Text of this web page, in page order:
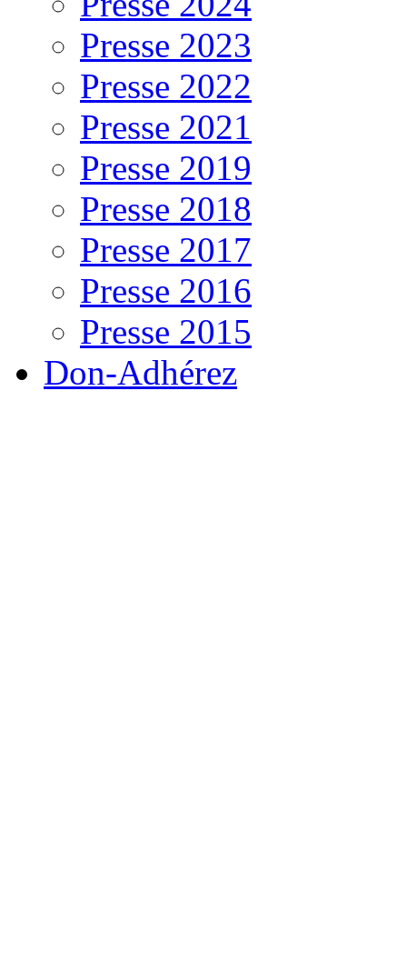
Presse 2023
Presse 2022
Presse 2021
Presse 2019
Presse 2018
Presse 2017
Presse 2016
Presse 2015
Don-Adhérez